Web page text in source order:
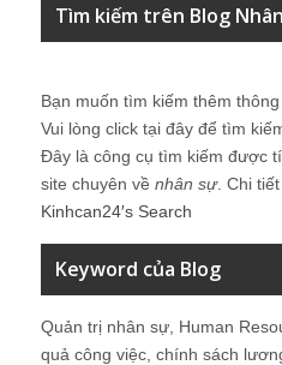
Tìm kiếm trên Blog
Bạn muốn tìm kiếm thêm
Vui lòng click tại đây để tìm
Đây là công cụ tìm kiếm được
site chuyên về nhân sự. Chi
Kinhcan24′s Search
Keyword của Blog
Quản trị nhân sự, Human
quả công việc, chính sách